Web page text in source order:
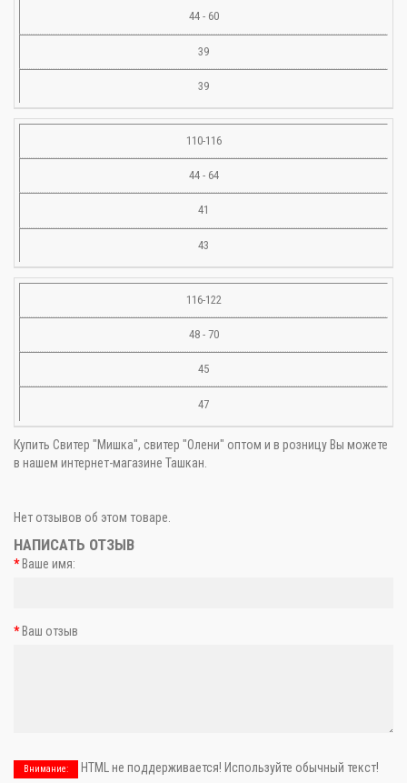
44 - 60
39
39
110-116
44 - 64
41
43
116-122
48 - 70
45
47
Купить Свитер "Мишка", свитер "Олени" оптом и в розницу Вы можете
в нашем интернет-магазине Ташкан.
Нет отзывов об этом товаре.
НАПИСАТЬ ОТЗЫВ
Ваше имя:
Ваш отзыв
Внимание: HTML не поддерживается! Используйте обычный текст!